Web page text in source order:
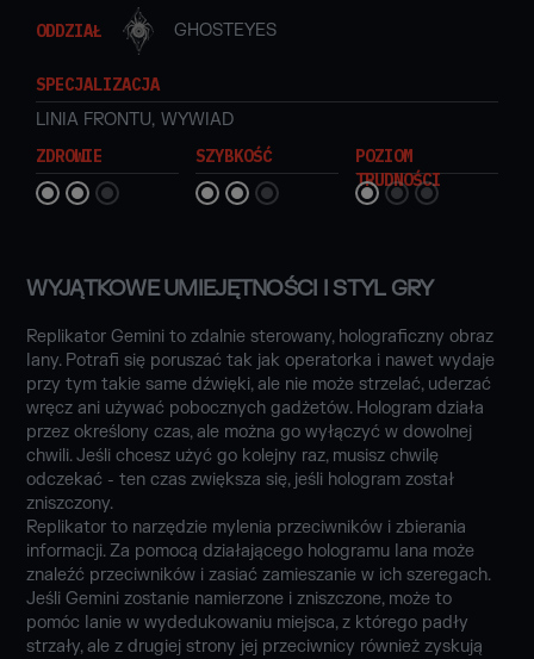
ODDZIAŁ GHOSTEYES
SPECJALIZACJA
LINIA FRONTU, WYWIAD
ZDROWIE SZYBKOŚĆ
POZIOM
TRUDNOŚCI
WYJĄTKOWE UMIEJĘTNOŚCI I STYL GRY
Replikator Gemini to zdalnie sterowany, holograficzny obraz
Iany. Potrafi się poruszać tak jak operatorka i nawet wydaje
przy tym takie same dźwięki, ale nie może strzelać, uderzać
wręcz ani używać pobocznych gadżetów. Hologram działa
przez określony czas, ale można go wyłączyć w dowolnej
chwili. Jeśli chcesz użyć go kolejny raz, musisz chwilę
odczekać - ten czas zwiększa się, jeśli hologram został
zniszczony.
Replikator to narzędzie mylenia przeciwników i zbierania
informacji. Za pomocą działającego hologramu Iana może
znaleźć przeciwników i zasiać zamieszanie w ich szeregach.
Jeśli Gemini zostanie namierzone i zniszczone, może to
pomóc Ianie w wydedukowaniu miejsca, z którego padły
strzały, ale z drugiej strony jej przeciwnicy również zyskują